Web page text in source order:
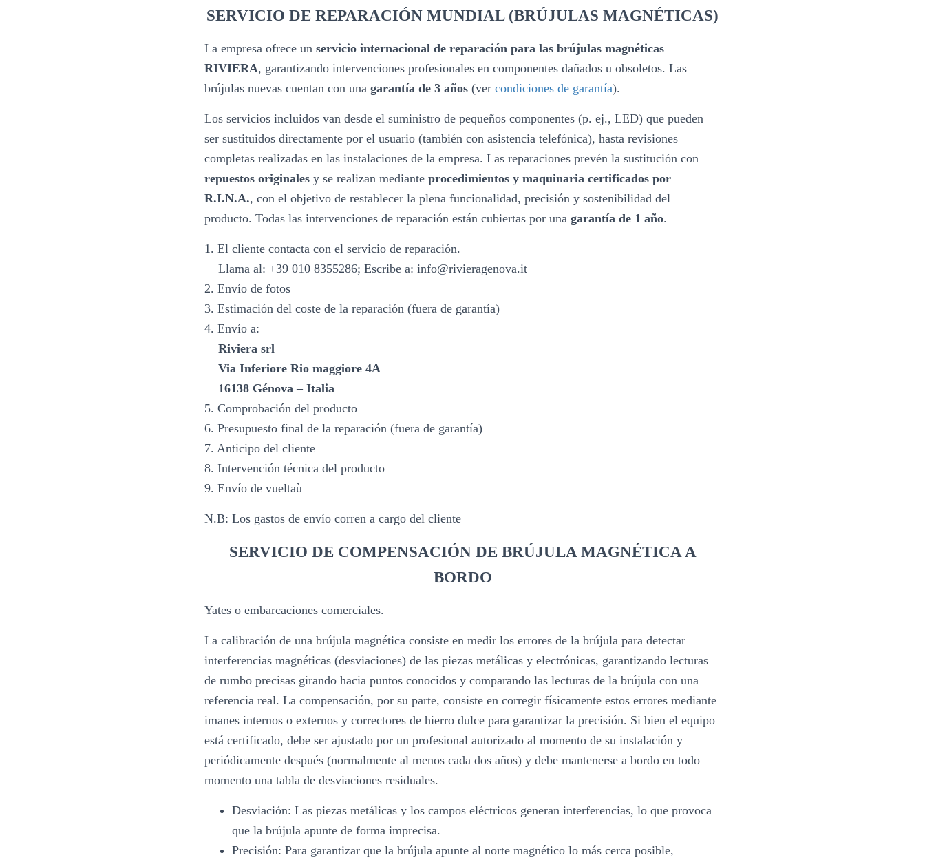
SERVICIO DE REPARACIÓN MUNDIAL (BRÚJULAS MAGNÉTICAS)
La empresa ofrece un servicio internacional de reparación para las brújulas magnéticas
RIVIERA, garantizando intervenciones profesionales en componentes dañados u obsoletos. Las
brújulas nuevas cuentan con una garantía de 3 años (ver condiciones de garantía).
Los servicios incluidos van desde el suministro de pequeños componentes (p. ej., LED) que pueden
ser sustituidos directamente por el usuario (también con asistencia telefónica), hasta revisiones
completas realizadas en las instalaciones de la empresa. Las reparaciones prevén la sustitución con
repuestos originales y se realizan mediante procedimientos y maquinaria certificados por
R.I.N.A., con el objetivo de restablecer la plena funcionalidad, precisión y sostenibilidad del
producto. Todas las intervenciones de reparación están cubiertas por una garantía de 1 año.
1. El cliente contacta con el servicio de reparación.
Llama al: +39 010 8355286; Escribe a: info@rivieragenova.it
2. Envío de fotos
3. Estimación del coste de la reparación (fuera de garantía)
4. Envío a:
Riviera srl
Via Inferiore Rio maggiore 4A
16138 Génova – Italia
5. Comprobación del producto
6. Presupuesto final de la reparación (fuera de garantía)
7. Anticipo del cliente
8. Intervención técnica del producto
9. Envío de vueltaù
N.B: Los gastos de envío corren a cargo del cliente
SERVICIO DE COMPENSACIÓN DE BRÚJULA MAGNÉTICA A
BORDO
Yates o embarcaciones comerciales.
La calibración de una brújula magnética consiste en medir los errores de la brújula para detectar
interferencias magnéticas (desviaciones) de las piezas metálicas y electrónicas, garantizando lecturas
de rumbo precisas girando hacia puntos conocidos y comparando las lecturas de la brújula con una
referencia real. La compensación, por su parte, consiste en corregir físicamente estos errores mediante
imanes internos o externos y correctores de hierro dulce para garantizar la precisión. Si bien el equipo
está certificado, debe ser ajustado por un profesional autorizado al momento de su instalación y
periódicamente después (normalmente al menos cada dos años) y debe mantenerse a bordo en todo
momento una tabla de desviaciones residuales.
Desviación: Las piezas metálicas y los campos eléctricos generan interferencias, lo que provoca
que la brújula apunte de forma imprecisa.
Precisión: Para garantizar que la brújula apunte al norte magnético lo más cerca posible,